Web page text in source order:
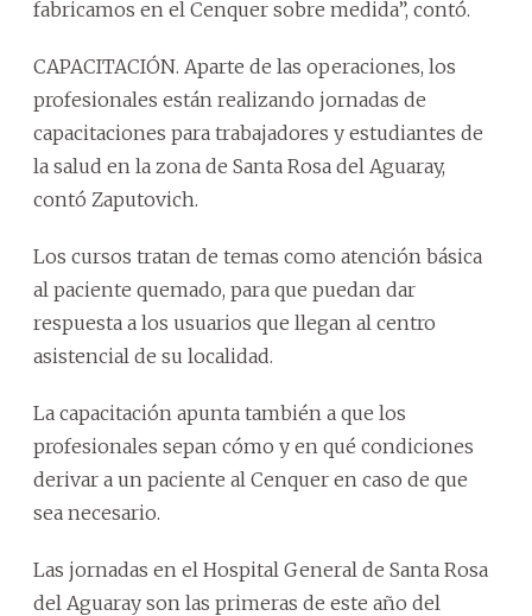
fabricamos en el Cenquer sobre medida”, contó.
CAPACITACIÓN. Aparte de las operaciones, los
profesionales están realizando jornadas de
capacitaciones para trabajadores y estudiantes de
la salud en la zona de Santa Rosa del Aguaray,
contó Zaputovich.
Los cursos tratan de temas como atención básica
al paciente quemado, para que puedan dar
respuesta a los usuarios que llegan al centro
asistencial de su localidad.
La capacitación apunta también a que los
profesionales sepan cómo y en qué condiciones
derivar a un paciente al Cenquer en caso de que
sea necesario.
Las jornadas en el Hospital General de Santa Rosa
del Aguaray son las primeras de este año del